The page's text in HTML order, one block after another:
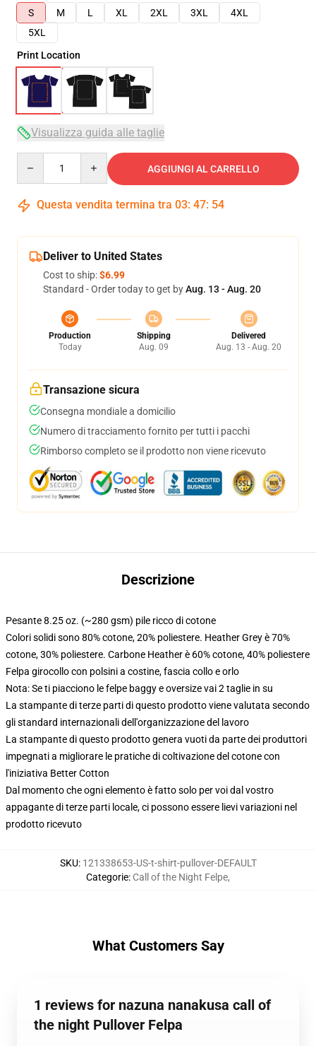
S
M L XL 2XL 3XL
4XL
5XL
Print Location
Visualizza guida alle taglie
AGGIUNGI AL CARRELLO
Questa vendita termina tra 03: 47: 53
Deliver to United States
Cost to ship:$6.99
Standard - Order today to get byAug. 13 - Aug. 20
Production
Today
Shipping
Aug. 09
Delivered
Aug. 13 - Aug. 20
Transazione sicura
Consegna mondiale a domicilio
Numero di tracciamento fornito per tutti i pacchi
Rimborso completo se il prodotto non viene ricevuto
Descrizione
Pesante 8.25 oz. (~280 gsm) pile ricco di cotone
Colori solidi sono 80% cotone, 20% poliestere. Heather Grey è 70%
cotone, 30% poliestere. Carbone Heather è 60% cotone, 40% poliestere
Felpa girocollo con polsini a costine, fascia collo e orlo
Nota: Se ti piacciono le felpe baggy e oversize vai 2 taglie in su
La stampante di terze parti di questo prodotto viene valutata secondo
gli standard internazionali dell'organizzazione del lavoro
La stampante di questo prodotto genera vuoti da parte dei produttori
impegnati a migliorare le pratiche di coltivazione del cotone con
l'iniziativa Better Cotton
Dal momento che ogni elemento è fatto solo per voi dal vostro
appagante di terze parti locale, ci possono essere lievi variazioni nel
prodotto ricevuto
SKU: 121338653-US-t-shirt-pullover-DEFAULT
Categorie: Call of the Night Felpe,
What Customers Say
1 reviews for nazuna nanakusa call of
the night Pullover Felpa